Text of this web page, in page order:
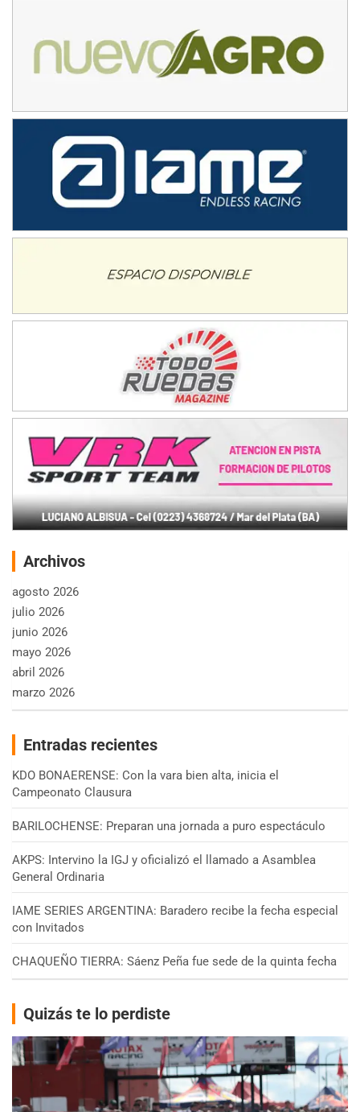
Archivos
agosto 2026
julio 2026
junio 2026
mayo 2026
abril 2026
marzo 2026
Entradas recientes
KDO BONAERENSE: Con la vara bien alta, inicia el
Campeonato Clausura
BARILOCHENSE: Preparan una jornada a puro espectáculo
AKPS: Intervino la IGJ y oficializó el llamado a Asamblea
General Ordinaria
IAME SERIES ARGENTINA: Baradero recibe la fecha especial
con Invitados
CHAQUEÑO TIERRA: Sáenz Peña fue sede de la quinta fecha
Quizás te lo perdiste